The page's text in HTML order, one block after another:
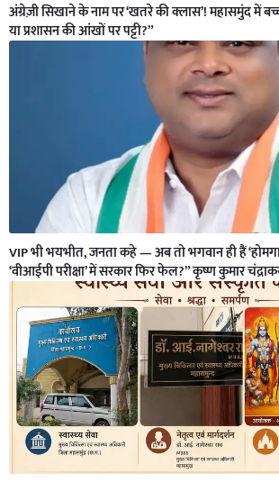
अंग्रेज़ी सिखाने के नाम पर ‘खतरे की क्लास’! महासमुंद में
या प्रशासन की आंखों पर पट्टी?”
VIP भी भयभीत, जनता कहे — अब तो भगवान ही हैं
‘वीआईपी परीक्षा’ में सरकार फिर फेल?” कृष्ण कुमार